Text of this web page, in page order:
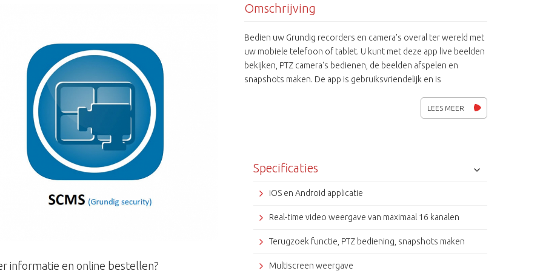
informatie en online bestellen?
Omschrijving
Bedien uw Grundig recorders en camera's overal ter wereld met
uw mobiele telefoon of tablet. U kunt met deze app live beelden
bekijken, PTZ camera's bedienen, de beelden afspelen en
snapshots maken. De app is gebruiksvriendelijk en is
LEES MEER
Specificaties
iOS en Android applicatie
Real-time video weergave van maximaal 16 kanalen
Terugzoek functie, PTZ bediening, snapshots maken
Multiscreen weergave